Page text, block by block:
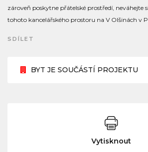
zároveň poskytne přátelské prostředí, neváhejte
tohoto kancelářského prostoru na V Olšinách v
SDÍLET
BYT JE SOUČÁSTÍ PROJEKTU
Vytisknout